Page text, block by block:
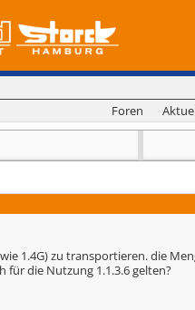
Foren
1.4G) zu transportieren. die
für die Nutzung 1.1.3.6 gelten?